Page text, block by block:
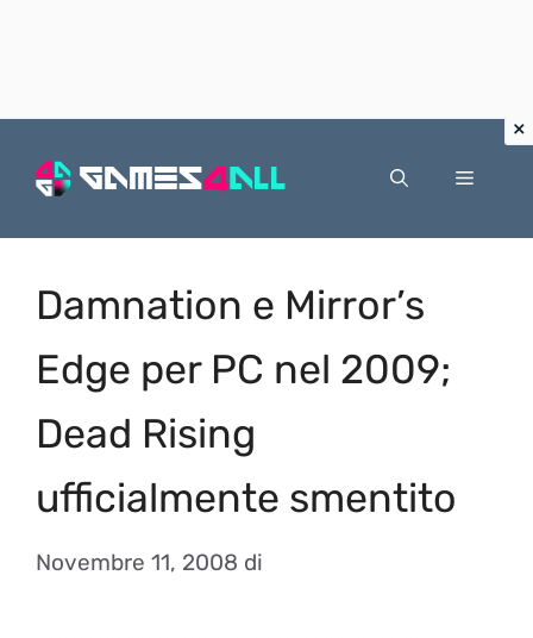
Menu
Damnation e Mirror’s
Edge per PC nel 2009;
Dead Rising
ufficialmente smentito
Novembre 11, 2008 di